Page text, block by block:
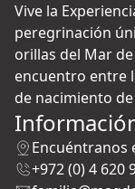
Vive la
peregrinación
orillas del Mar
encuentro entre
de nacimiento
Encuéntranos
+972 (0) 4 620